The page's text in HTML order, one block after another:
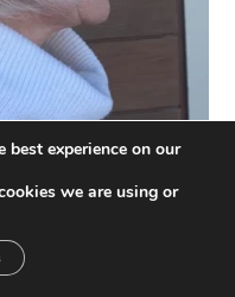
cabello gris y
best experience on our
we are using or